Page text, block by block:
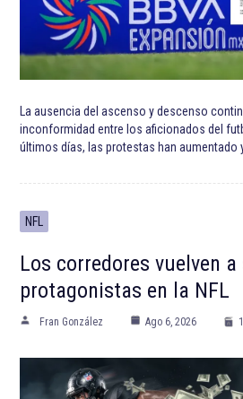
La ausencia del ascenso y descenso
inconformidad entre los aficionados del
últimos días, las protestas han aumentado
NFL
Los corredores vuelven a
protagonistas en la NFL
Fran González Ago 6, 2026